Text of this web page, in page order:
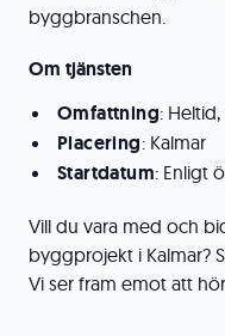
byggbranschen.
Om tjänsten
Omfattning:
Placering: Kalmar
Startdatum: Enligt
Vill du vara med och
byggprojekt i Kalmar?
Vi ser fram emot att